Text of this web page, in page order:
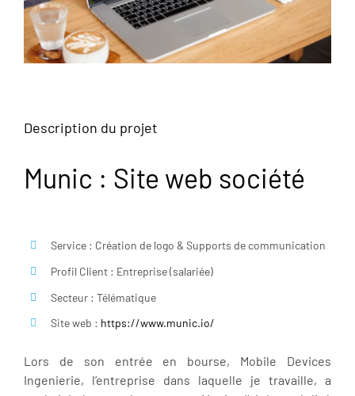
Description du projet
Munic : Site web société
Service : Création de logo & Supports de communication
Profil Client : Entreprise (salariée)
Secteur : Télématique
Site web : https://www.munic.io/
Lors de son entrée en bourse, Mobile Devices
Ingenierie, l’entreprise dans laquelle je travaille, a